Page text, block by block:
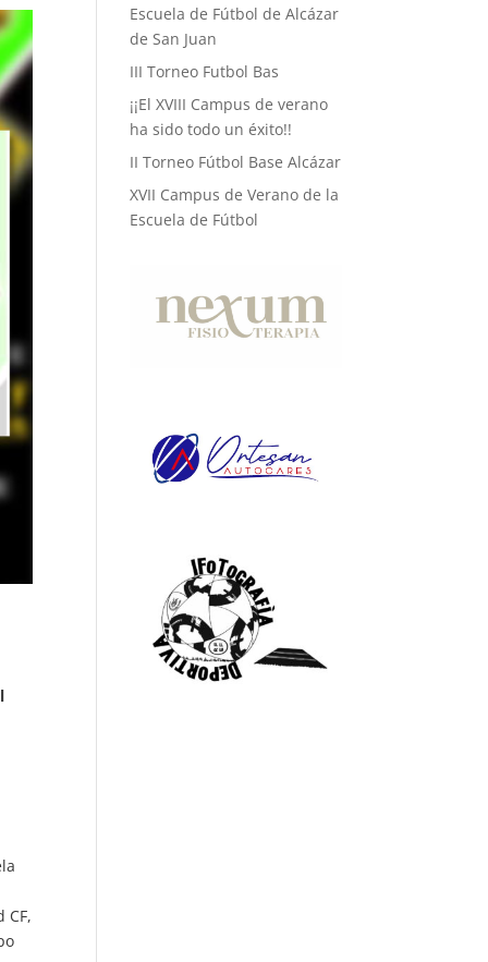
CF,
Escuela de Fútbol de Alcázar
de San Juan
III Torneo Futbol Bas
¡¡El XVIII Campus de verano
ha sido todo un éxito!!
II Torneo Fútbol Base Alcázar
XVII Campus de Verano de la
Escuela de Fútbol